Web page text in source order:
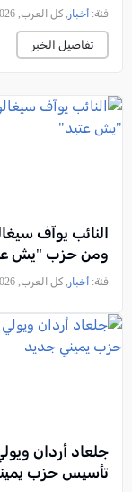
فئة: أخبار , كل العرب, 2026-08-07 15:25:21
تفاصيل الخبر
النائب يوآف
ومن حزب "يش
فئة: أخبار , كل العرب, 2026-08-06 23:44:05
جلعاد أردان
تأسيس حزب